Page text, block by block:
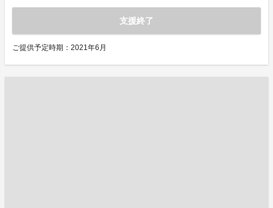
支援終了
ご提供予定時期：2021年6月